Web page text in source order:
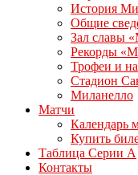
История
Общие
Зал славы
Рекорды
Трофеи и
Стадион
Миланелло
Матчи
Календарь
Купить
Таблица Серии А
Контакты